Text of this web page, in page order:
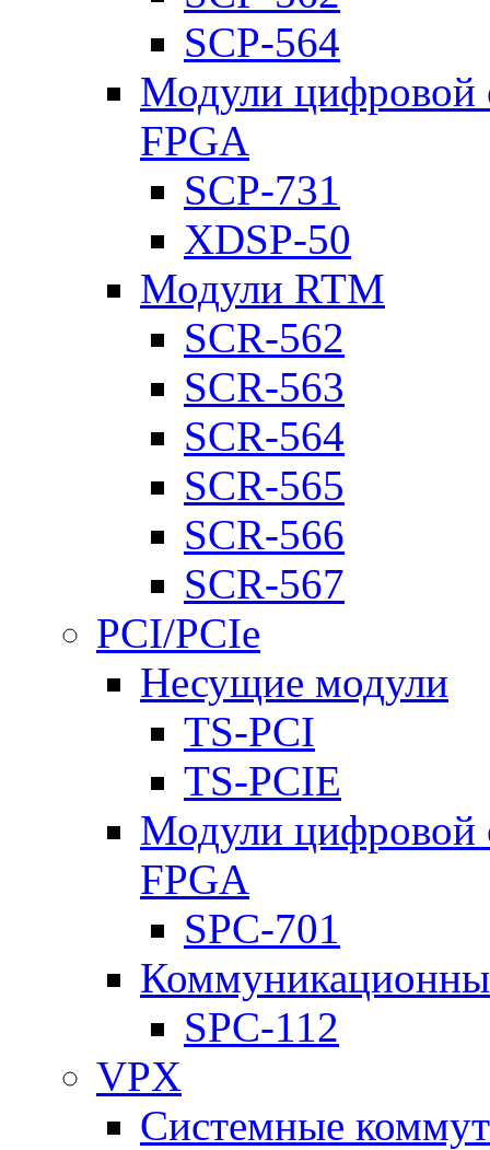
SCP-564
Модули цифровой
FPGA
SCP-731
XDSP-50
Модули RTM
SCR-562
SCR-563
SCR-564
SCR-565
SCR-566
SCR-567
PCI/PCIe
Несущие модули
TS-PCI
TS-PCIE
Модули цифровой
FPGA
SPC-701
SPC-112
VPX
Системные